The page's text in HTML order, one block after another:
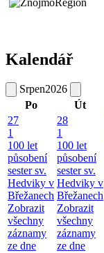
Kalendář
Srpen2026
Po
Út
27
1
100 let
působení
sester sv.
Hedviky v
Břežanech
Zobrazit
všechny
záznamy
ze dne
28
1
100 let
působení
sester sv.
Hedviky v
Břežanech
Zobrazit
všechny
záznamy
ze dne